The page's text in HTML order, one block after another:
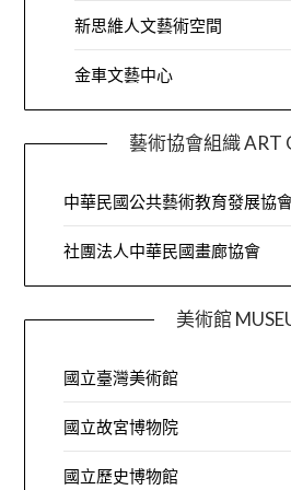
新思維人文藝術空間
金車文藝中心
藝術協會組織 ART
中華民國公共藝術教育發展協
社團法人中華民國畫廊協會
美術館
國立臺灣美術館
國立故宮博物院
國立歷史博物館